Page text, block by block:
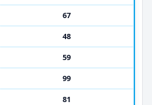
67
48
59
99
81